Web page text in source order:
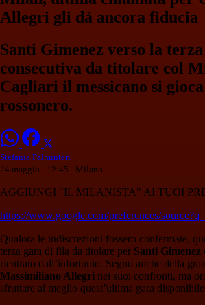
Allegri gli dà ancora fiducia
Santi Gimenez verso la
consecutiva da titolare col
Cagliari il messicano si
rossonero.
Stefania Palminteri
24 maggio - 12:45 - Milano
AGGIUNGI "IL MILANISTA" AI TUOI
https://www.google.com/preferences/
Qualora le indiscrezioni fossero confermate,
terza gara di fila da titolare per Santi Gimenez
rientrato dall’infortunio. Segno anche della
Massimiliano Allegri nei suoi confronti, ma
sfruttare al meglio quest’ultima gara